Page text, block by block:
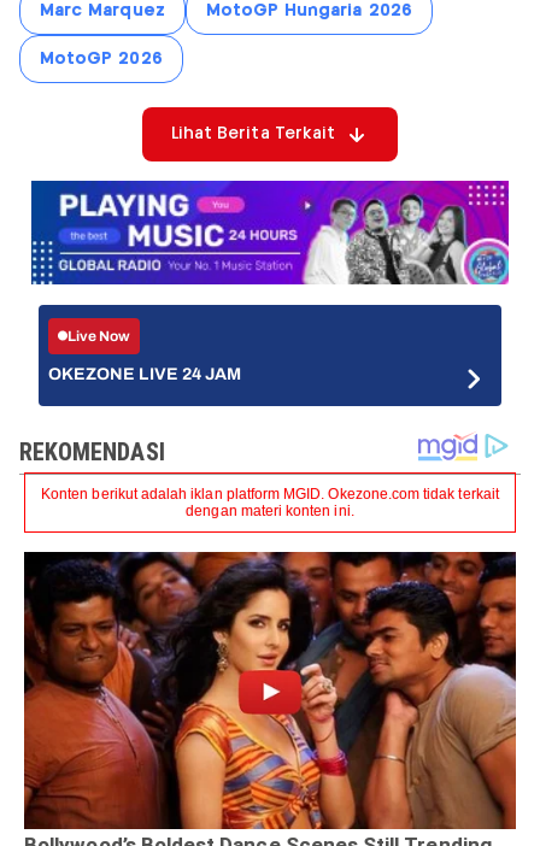
Marc Marquez MotoGP Hungaria 2026
MotoGP 2026
Lihat Berita Terkait
Live Now
OKEZONE LIVE 24 JAM